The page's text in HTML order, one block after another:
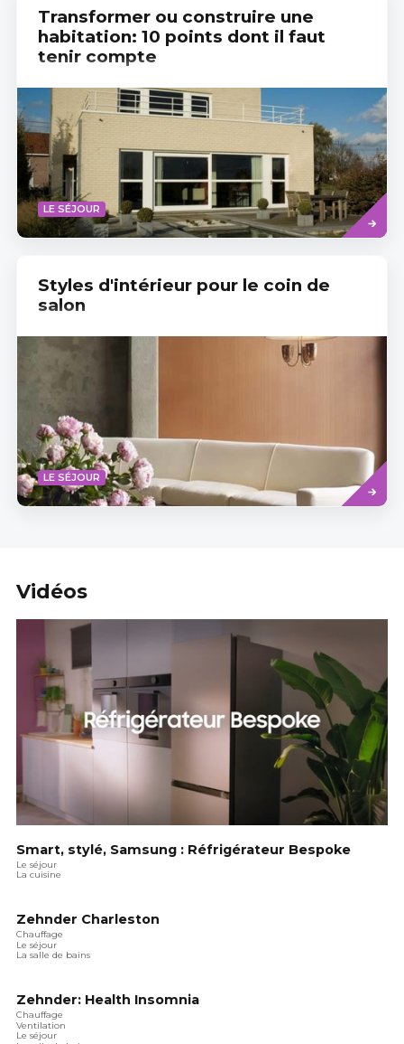
Transformer ou construire une
habitation: 10 points dont il faut
tenir compte
LE SÉJOUR
Read
more
Styles d'intérieur pour le coin de
salon
LE SÉJOUR
more
Vidéos
Smart, stylé, Samsung : Réfrigérateur Bespoke
Le séjour
La cuisine
Zehnder Charleston
Chauffage
Le séjour
La salle de bains
Zehnder: Health Insomnia
Chauffage
Ventilation
Le séjour